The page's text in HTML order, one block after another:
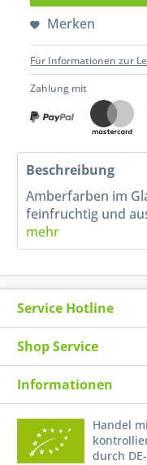
Merken
Für Informationen zur
Zahlung mit
Beschreibung
Amberfarben im
feinfruchtig und
mehr
Service Hotline
Shop Service
Informationen
Handel
durch